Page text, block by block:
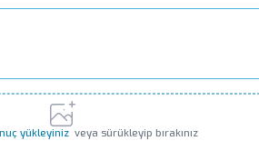
yükleyinizveya sürükleyip bırakınız